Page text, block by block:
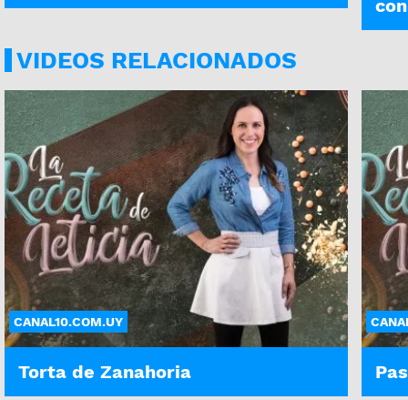
VIDEOS RELACIONADOS
CANAL10.COM.UY
Torta de Zanahoria